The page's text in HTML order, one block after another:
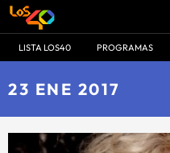
LISTA LOS40 PROGRAMAS
23 ENE 2017